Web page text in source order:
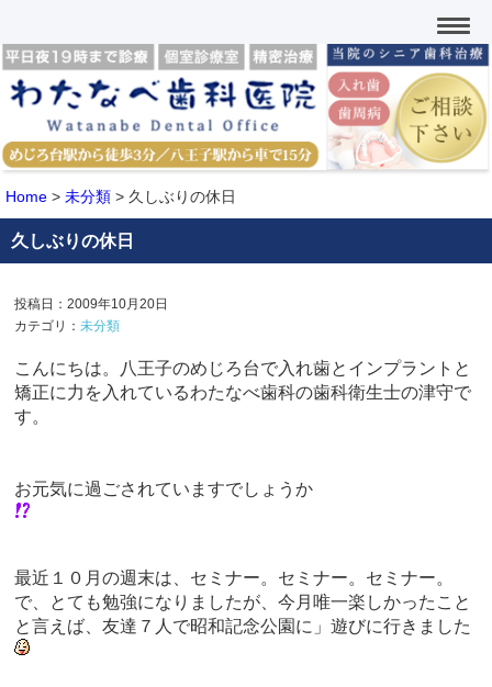
Home > 未分類 > 久しぶりの休日
久しぶりの休日
投稿日：2009年10月20日
カテゴリ：未分類
こんにちは。八王子のめじろ台で入れ歯とインプラントと
矯正に力を入れているわたなべ歯科の歯科衛生士の津守で
す。
お元気に過ごされていますでしょうか
最近１０月の週末は、セミナー。セミナー。セミナー。
で、とても勉強になりましたが、今月唯一楽しかったこと
と言えば、友達７人で昭和記念公園に」遊びに行きました